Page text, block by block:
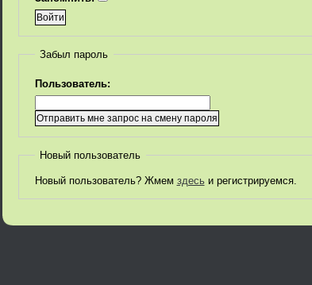
Забыл пароль
Пользователь:
Новый пользователь
Новый пользователь? Жмем здесьи регистрируемся.